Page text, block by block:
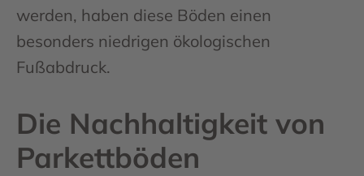
werden, haben diese Böden einen
besonders niedrigen ökologischen
Fußabdruck.
Die Nachhaltigkeit von
Parkettböden